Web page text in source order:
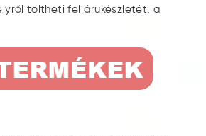
töltheti fel árukészletét, a